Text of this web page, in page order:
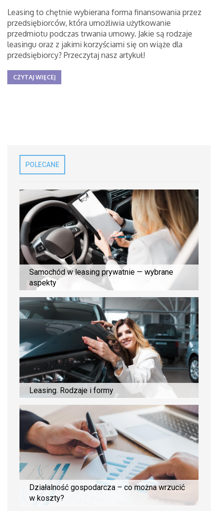
Leasing to chętnie wybierana forma finansowania przez
przedsiębiorców, która umożliwia użytkowanie
przedmiotu podczas trwania umowy. Jakie są rodzaje
leasingu oraz z jakimi korzyściami się on wiąże dla
przedsiębiorcy? Przeczytaj nasz artykuł!
CZYTAJ WIĘCEJ
POLECANE
Samochód w leasing prywatnie — wybrane
aspekty
Leasing. Rodzaje i formy
Działalność gospodarcza – co można wrzucić
w koszty?